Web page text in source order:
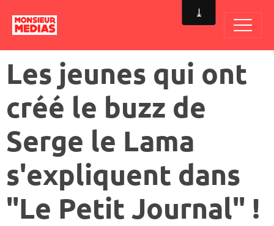
Les jeunes qui ont
créé le buzz de
Serge le Lama
s'expliquent dans
"Le Petit Journal" !